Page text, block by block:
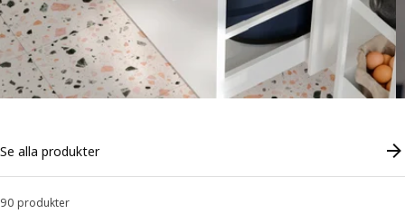
Se alla produkter
Sortera och filtrera
90 produkter